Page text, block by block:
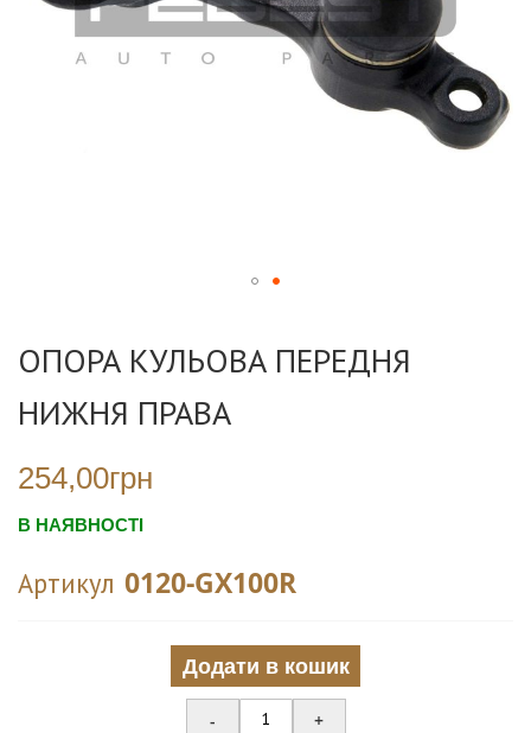
початку
зображень
ОПОРА КУЛЬОВА ПЕРЕДНЯ
НИЖНЯ ПРАВА
254,00грн
В НАЯВНОСТІ
Артикул 0120-GX100R
Додати в кошик
- +